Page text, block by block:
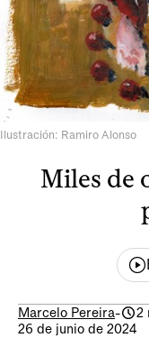
Ilustración: Ramiro Alonso
Miles de
Marcelo Pereira-
2
26 de junio de 2024